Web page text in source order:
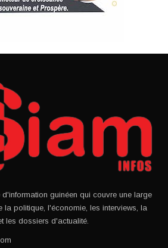
guinéen qui couvre une large
la politique, l'économie, les interviews, la
les dossiers d'actualité.